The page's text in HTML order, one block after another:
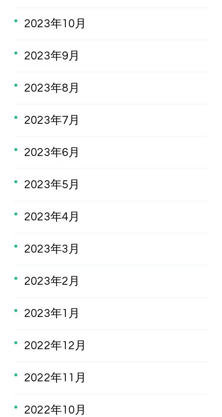
2023年10月
2023年9月
2023年8月
2023年7月
2023年6月
2023年5月
2023年4月
2023年3月
2023年2月
2023年1月
2022年12月
2022年11月
2022年10月